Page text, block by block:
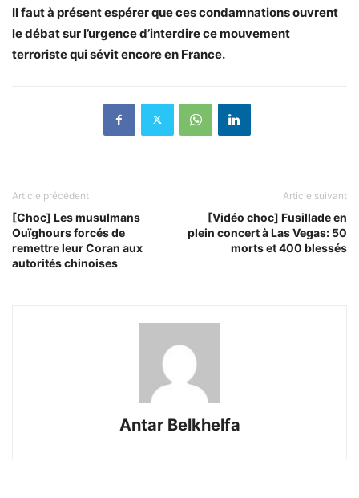
Il faut à présent espérer que ces condamnations ouvrent
le débat sur l’urgence d’interdire ce mouvement
terroriste qui sévit encore en France.
Article précédent
[Choc] Les musulmans
Ouïghours forcés de
remettre leur Coran aux
autorités chinoises
Article suivant
[Vidéo choc] Fusillade en
plein concert à Las Vegas: 50
morts et 400 blessés
Antar Belkhelfa